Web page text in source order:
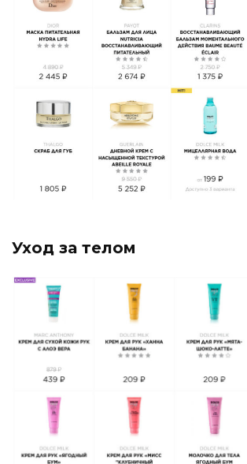
Уход за телом